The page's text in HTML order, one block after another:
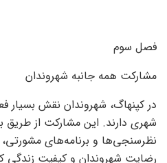
فصل سوم
مشارکت همه جانبه شهروندان
در کپنهاگ، شهروندان نقش بسیار
شهری دارند. این مشارکت از طریق
نظرسنجی‌ها و برنامه‌های
رضایت شهروندان و کیفیت